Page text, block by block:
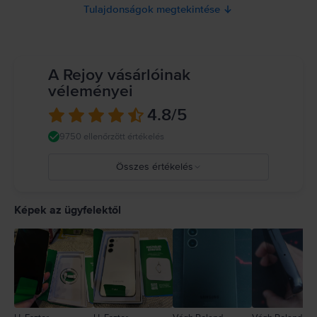
Tulajdonságok megtekintése
A Rejoy vásárlóinak
véleményei
4.8/5
9750 ellenőrzött értékelés
Összes értékelés
1
Képek az ügyfelektől